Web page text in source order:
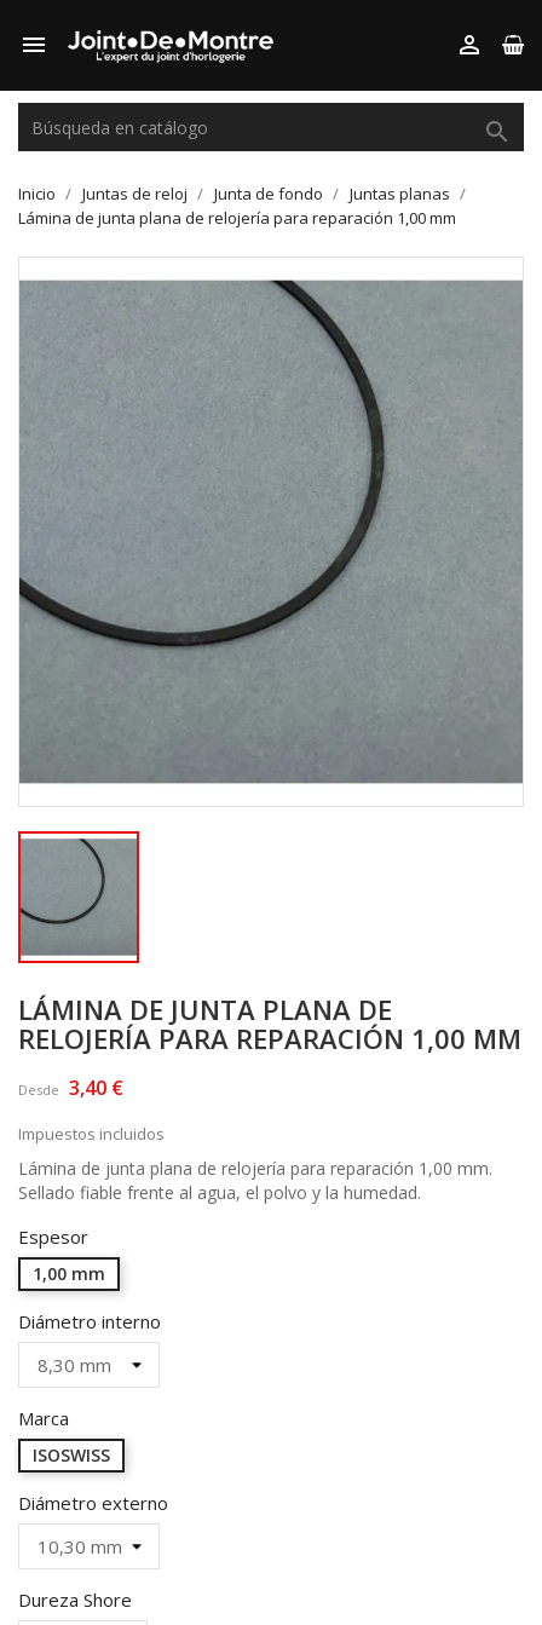
 

Inicio Juntas de reloj Junta de fondo
Juntas planas
Lámina de junta plana de relojería para reparación 1,00 mm
LÁMINA DE JUNTA PLANA DE
RELOJERÍA PARA REPARACIÓN 1,00 MM
Desde 3,40 €
Impuestos incluidos
Lámina de junta plana de relojería para reparación 1,00 mm.
Sellado fiable frente al agua, el polvo y la humedad.
Espesor
1,00 mm
Diámetro interno
Marca
ISOSWISS
Diámetro externo
Dureza Shore